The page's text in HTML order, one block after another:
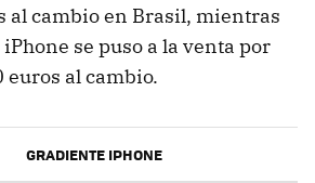
al cambio en Brasil, mientras
se puso a la venta por
euros al cambio.
GRADIENTE IPHONE